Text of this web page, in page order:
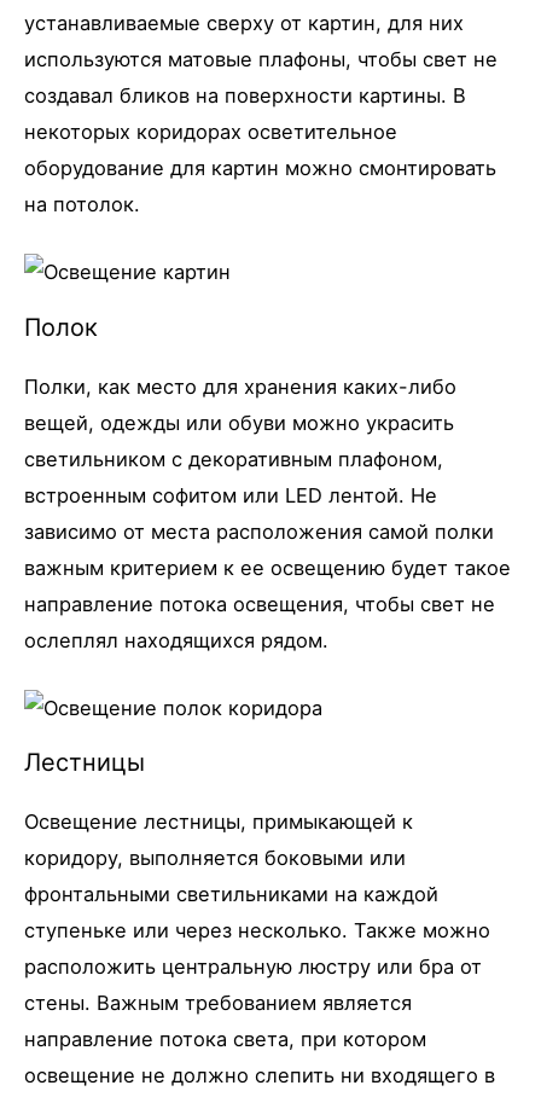
устанавливаемые сверху от картин, для них
используются матовые плафоны, чтобы свет не
создавал бликов на поверхности картины. В
некоторых коридорах осветительное
оборудование для картин можно смонтировать
на потолок.
Полок
Полки, как место для хранения каких-либо
вещей, одежды или обуви можно украсить
светильником с декоративным плафоном,
встроенным софитом или LED лентой. Не
зависимо от места расположения самой полки
важным критерием к ее освещению будет такое
направление потока освещения, чтобы свет не
ослеплял находящихся рядом.
Лестницы
Освещение лестницы, примыкающей к
коридору, выполняется боковыми или
фронтальными светильниками на каждой
ступеньке или через несколько. Также можно
расположить центральную люстру или бра от
стены. Важным требованием является
направление потока света, при котором
освещение не должно слепить ни входящего в